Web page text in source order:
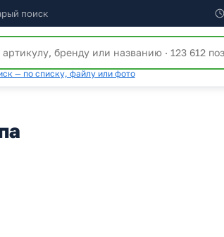
поиск
— по списку, файлу или фото